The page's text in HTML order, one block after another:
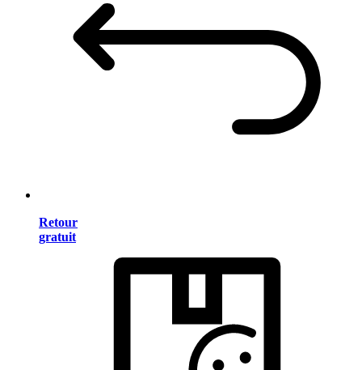
Retour
gratuit